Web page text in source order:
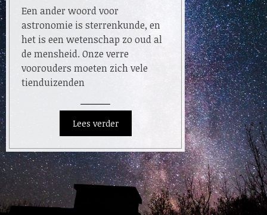
Een ander woord voor
astronomie is sterrenkunde, en
het is een wetenschap zo oud al
de mensheid. Onze verre
voorouders moeten zich vele
tienduizenden